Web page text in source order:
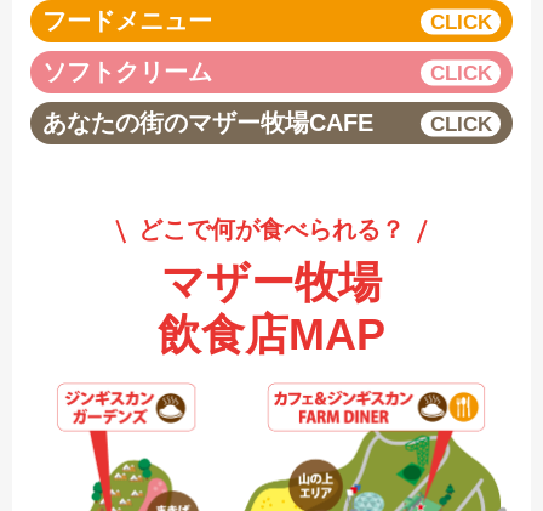
フードメニュー
ソフトクリーム
あなたの街のマザー牧場CAFE
どこで何が食べられる？
マザー牧場
飲食店MAP